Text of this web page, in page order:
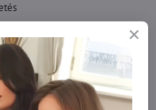
rendelni mint
raktárra szállítjuk az árut!